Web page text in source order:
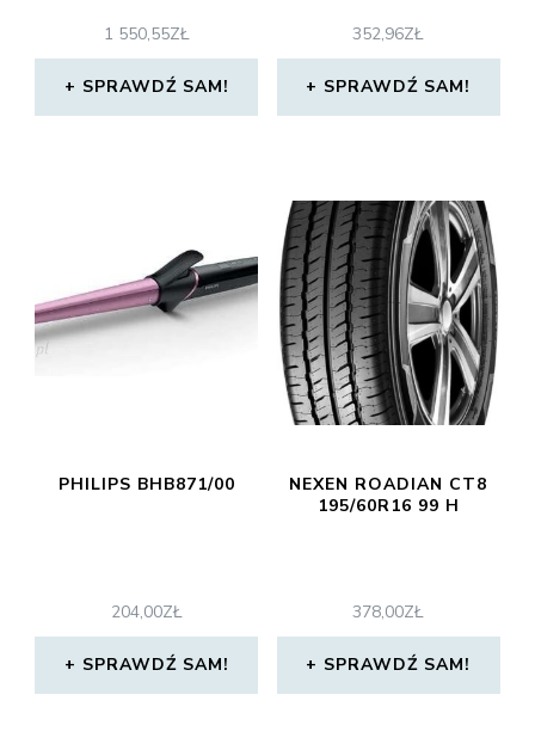
1 550,55ZŁ
SPRAWDŹ SAM!
352,96ZŁ
SPRAWDŹ SAM!
PHILIPS BHB871/00
204,00ZŁ
SPRAWDŹ SAM!
NEXEN ROADIAN CT8
195/60R16 99 H
378,00ZŁ
SPRAWDŹ SAM!